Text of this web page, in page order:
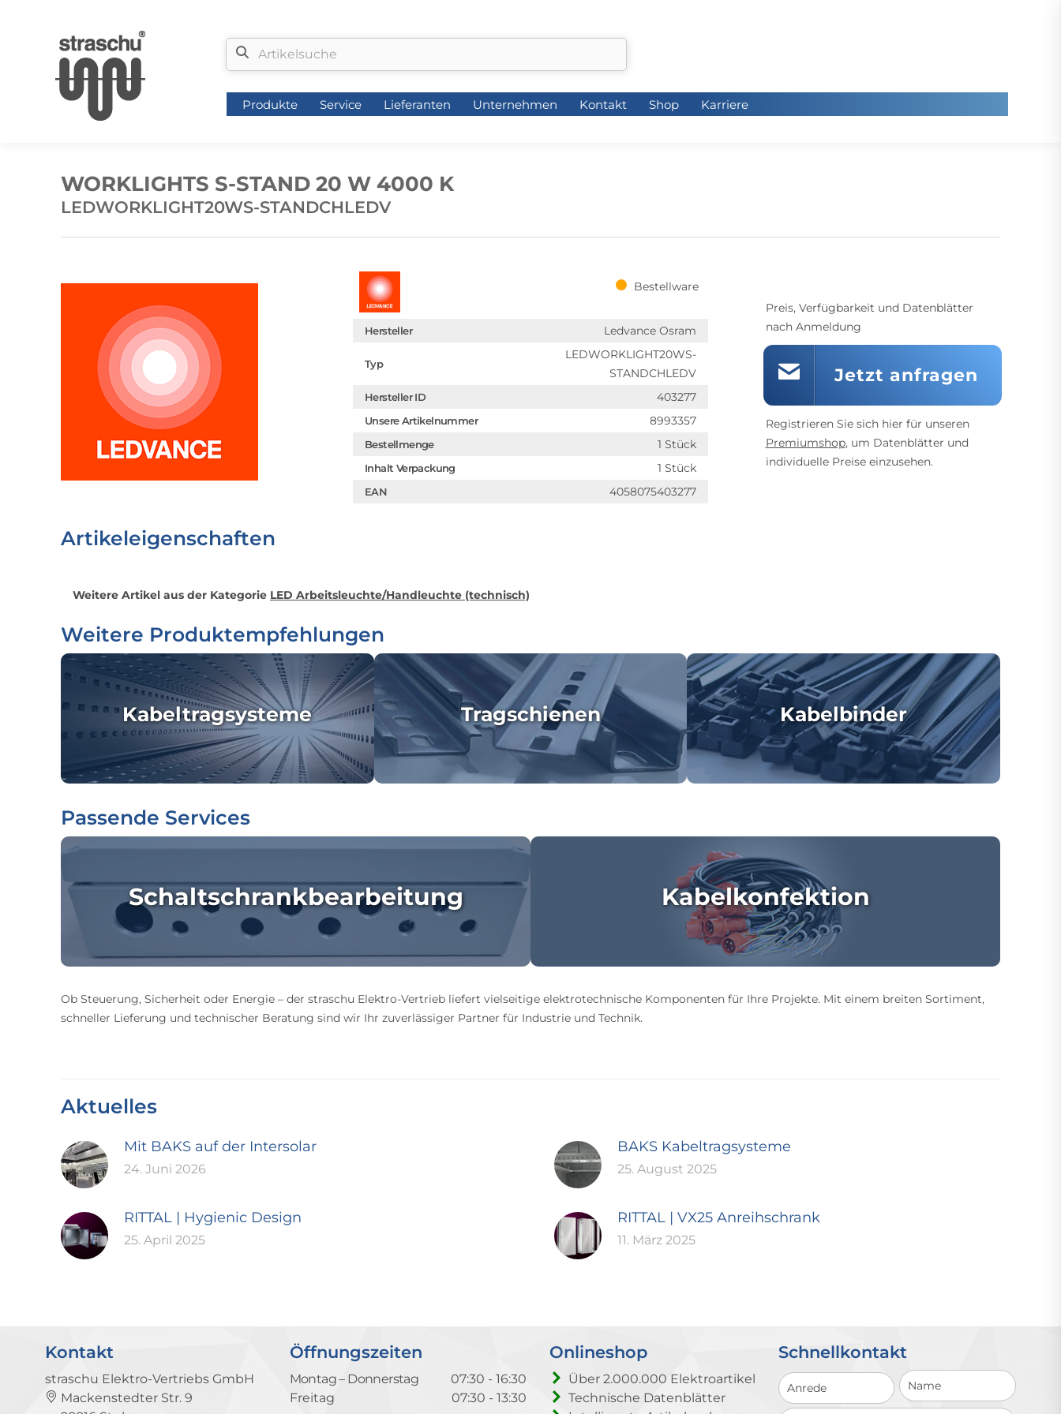
Produkte Service Lieferanten Unternehmen Kontakt Shop Karriere
WORKLIGHTS S-STAND 20 W 4000 K
LEDWORKLIGHT20WS-STANDCHLEDV
Bestellware
Hersteller Ledvance Osram
Typ
LEDWORKLIGHT20WS-
STANDCHLEDV
Hersteller ID 403277
Unsere Artikelnummer 8993357
Bestellmenge 1 Stück
Inhalt Verpackung 1 Stück
EAN 4058075403277
Preis, Verfügbarkeit und Datenblätter
nach Anmeldung
Jetzt anfragen
Registrieren Sie sich hier für unseren
Premiumshop, um Datenblätter und
individuelle Preise einzusehen.
Artikeleigenschaften
Weitere Artikel aus der Kategorie LED Arbeitsleuchte/Handleuchte (technisch)
Weitere Produktempfehlungen
Kabeltragsysteme Tragschienen Kabelbinder
Passende Services
Schaltschrankbearbeitung Kabelkonfektion
Ob Steuerung, Sicherheit oder Energie – der straschu Elektro-Vertrieb liefert vielseitige elektrotechnische Komponenten für Ihre Projekte. Mit einem breiten Sortiment,
schneller Lieferung und technischer Beratung sind wir Ihr zuverlässiger Partner für Industrie und Technik.
Aktuelles
Mit BAKS auf der Intersolar
24. Juni 2026
BAKS Kabeltragsysteme
25. August 2025
RITTAL | Hygienic Design
25. April 2025
RITTAL | VX25 Anreihschrank
11. März 2025
Kontakt
straschu Elektro-Vertriebs GmbH
Mackenstedter Str. 9
Öffnungszeiten
Montag – Donnerstag
07:30 - 16:30
Freitag
07:30 - 13:30
Onlineshop
Über 2.000.000 Elektroartikel
Technische Datenblätter
Schnellkontakt
Schnellkontakt
Produkte Service Lieferanten Unternehmen Kontakt